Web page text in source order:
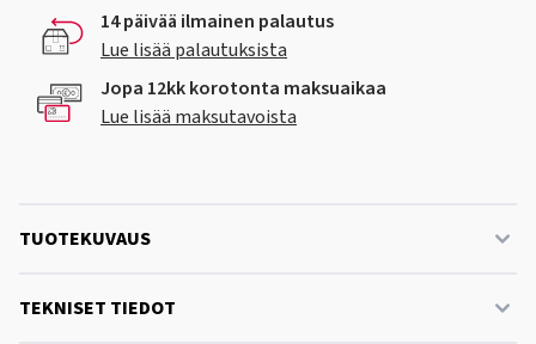
14 päivää ilmainen palautus
Lue lisää palautuksista
Jopa 12kk korotonta maksuaikaa
Lue lisää maksutavoista
TUOTEKUVAUS
TEKNISET TIEDOT